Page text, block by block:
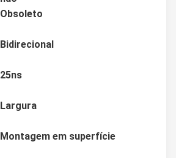
Obsoleto
Bidirecional
25ns
Largura
Montagem em superfície